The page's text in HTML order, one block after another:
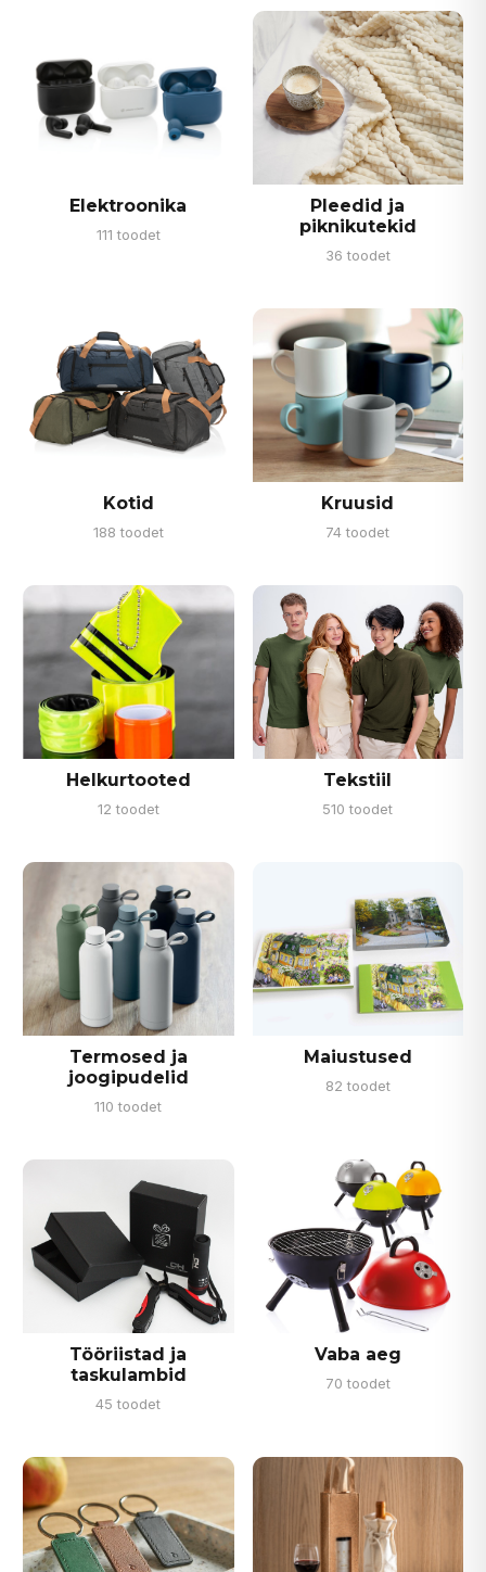
Elektroonika
111 toodet
Pleedid ja
piknikutekid
36 toodet
Kotid
188 toodet
Kruusid
74 toodet
Helkurtooted
12 toodet
Tekstiil
510 toodet
Termosed ja
joogipudelid
110 toodet
Maiustused
82 toodet
Tööriistad ja
taskulambid
45 toodet
Vaba aeg
70 toodet